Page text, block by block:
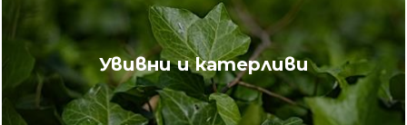
Увивни и катерливи